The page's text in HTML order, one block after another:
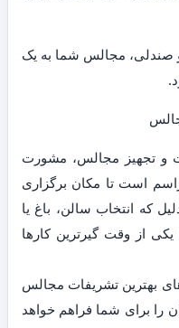
و صندلی، مجالس شما به یک
و تجهیز مجالس، مشورت
است تا مکان برگزاری
که انتخاب سالن، باغ یا
از وقت گیرترین کارها
بهترین تشریفات مجالس
را برای شما فراهم خواهد